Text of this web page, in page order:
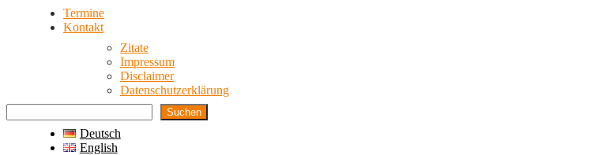
Termine
Kontakt
Zitate
Impressum
Disclaimer
Datenschutzerklärung
Suchen
Deutsch
English